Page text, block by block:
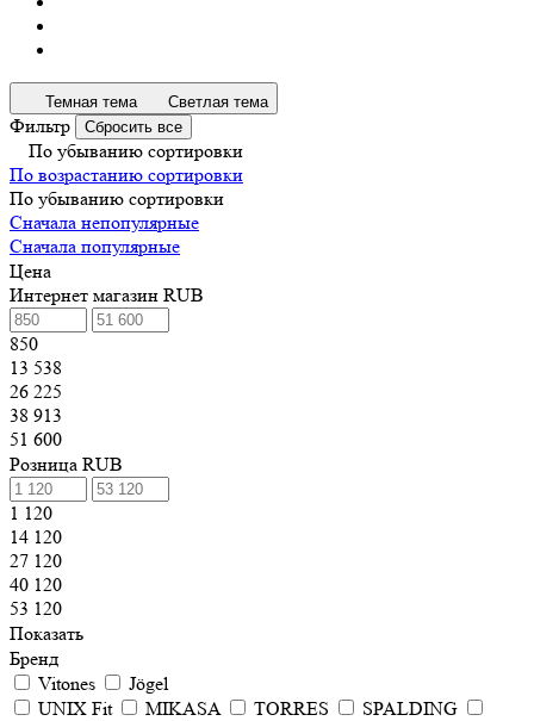
Темная тема Светлая тема
Фильтр Сбросить все
По убыванию сортировки
По возрастанию сортировки
По убыванию сортировки
Сначала непопулярные
Сначала популярные
Цена
Интернет магазин RUB
850
13 538
26 225
38 913
51 600
Розница RUB
1 120
14 120
27 120
40 120
53 120
Показать
Бренд
Vitones
Jögel
UNIX Fit
MIKASA TORRES
SPALDING